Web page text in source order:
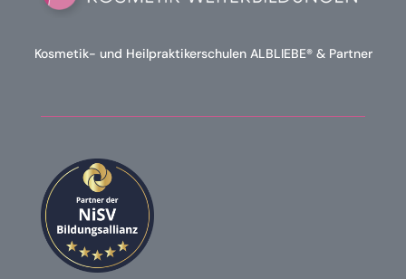
Kosmetik- und Heilpraktikerschulen ALBLIEBE® & Partner